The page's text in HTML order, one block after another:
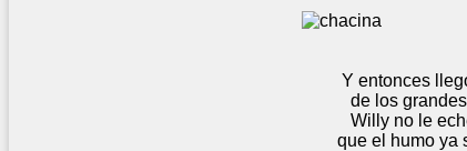
Y entonces llegó el
de los grandes
Willy no le eches
que el humo ya sale a